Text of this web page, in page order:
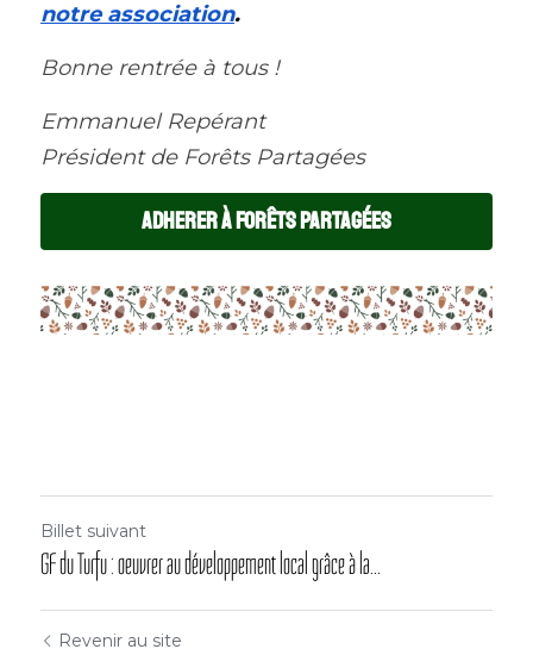
notre association.
Bonne rentrée à tous !
Emmanuel Repérant
Président de Forêts Partagées
ADHERER À FORÊTS PARTAGÉES
Billet suivant
GF du Turfu : oeuvrer au développement local grâce à la...
Revenir au site